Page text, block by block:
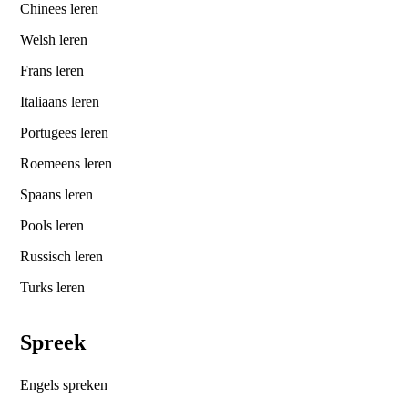
Chinees leren
Welsh leren
Frans leren
Italiaans leren
Portugees leren
Roemeens leren
Spaans leren
Pools leren
Russisch leren
Turks leren
Spreek
Engels spreken